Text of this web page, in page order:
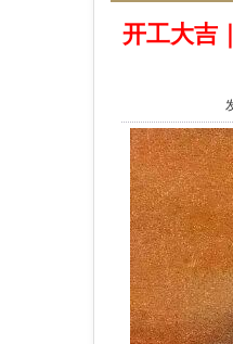
开工大吉